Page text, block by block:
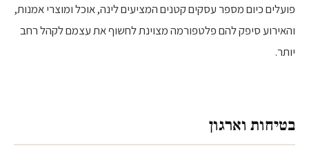
פועלים כיום מספר עסקים קטנים המציעים לינה, אוכל ומוצרי אמנות,
והאירוע סיפק להם פלטפורמה מצוינת לחשוף את עצמם לקהל רחב
יותר.
בטיחות וארגון